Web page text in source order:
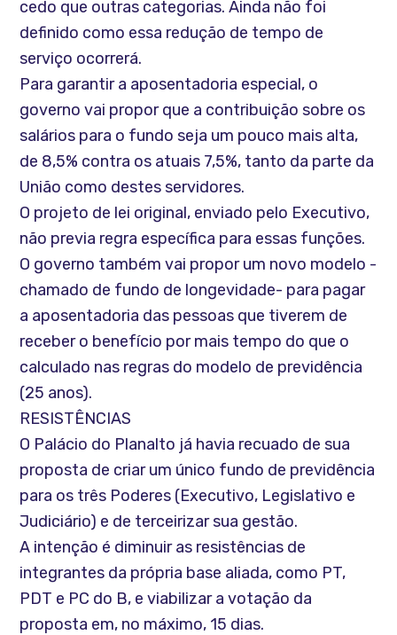
cedo que outras categorias. Ainda não foi
definido como essa redução de tempo de
serviço ocorrerá.
Para garantir a aposentadoria especial, o
governo vai propor que a contribuição sobre os
salários para o fundo seja um pouco mais alta,
de 8,5% contra os atuais 7,5%, tanto da parte da
União como destes servidores.
O projeto de lei original, enviado pelo Executivo,
não previa regra específica para essas funções.
O governo também vai propor um novo modelo -
chamado de fundo de longevidade- para pagar
a aposentadoria das pessoas que tiverem de
receber o benefício por mais tempo do que o
calculado nas regras do modelo de previdência
(25 anos).
RESISTÊNCIAS
O Palácio do Planalto já havia recuado de sua
proposta de criar um único fundo de previdência
para os três Poderes (Executivo, Legislativo e
Judiciário) e de terceirizar sua gestão.
A intenção é diminuir as resistências de
integrantes da própria base aliada, como PT,
PDT e PC do B, e viabilizar a votação da
proposta em, no máximo, 15 dias.